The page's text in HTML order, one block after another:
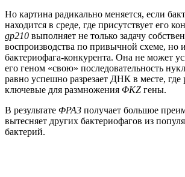
Но картина радикально меняется, если
находится в среде, где присутствует его
gp210 выполняет не только задачу
воспроизводства по привычной схеме, но
бактериофага-конкурента. Она не может
его геном «свою» последовательность
равно успешно разрезает ДНК в месте,
ключевые для размножения ΦKZ гены.
В результате ΦPA3 получает большое
вытесняет других бактериофагов из
бактерий.